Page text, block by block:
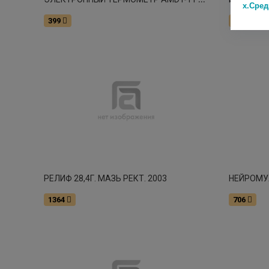
399
РЕЛИФ 28,4Г. МАЗЬ РЕКТ. 2003
1364 706